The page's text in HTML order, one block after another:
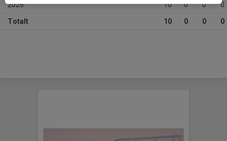
2026 10 0 0 0
Totalt 10 0 0 0